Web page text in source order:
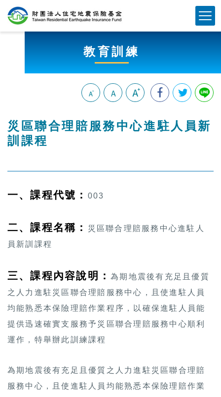
教育訓練
災區聯合理賠服務中心進駐人員新
訓課程
一、課程代號： 003
二、課程名稱：
災區聯合理賠服務中心進駐人
員新訓課程
三、課程內容說明：為期地震後有充足且優質
之人力進駐災區聯合理賠服務中心，且使進駐人員
均能熟悉本保險理賠作業程序，以確保進駐人員能
提供迅速確實支服務予災區聯合理賠服務中心順利
運作，特舉辦此訓練課程
為期地震後有充足且優質之人力進駐災區聯合理賠
服務中心，且使進駐人員均能熟悉本保險理賠作業